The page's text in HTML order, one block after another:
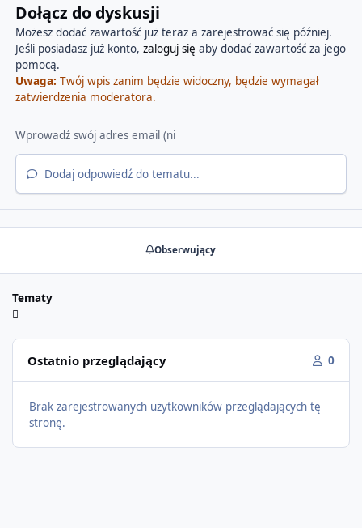
Dołącz do dyskusji
Możesz dodać zawartość już teraz a zarejestrować się później.
Jeśli posiadasz już konto, zaloguj się aby dodać zawartość za jego
pomocą.
Uwaga: Twój wpis zanim będzie widoczny, będzie wymagał
zatwierdzenia moderatora.
Dodaj odpowiedź do tematu...
Obserwujący
Tematy
Ostatnio przeglądający 0
Brak zarejestrowanych użytkowników przeglądających tę
stronę.